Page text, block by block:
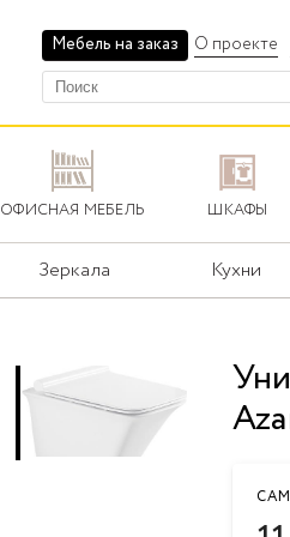
Мебель на заказ О проекте
ОФИСНАЯ МЕБЕЛЬ ШКАФЫ
Зеркала Кухни